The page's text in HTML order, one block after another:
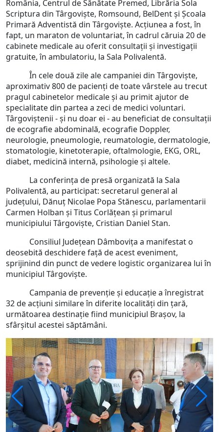
România, Centrul de Sănătate Premed, Librăria Sola
Scriptura din Târgoviște, Romsound, BelDent și Școala
Primară Adventistă din Târgoviște. Acțiunea a fost, în
fapt, un maraton de voluntariat, în cadrul căruia 20 de
cabinete medicale au oferit consultații și investigații
gratuite, în ambulatoriu, la Sala Polivalentă.
În cele două zile ale campaniei din Târgoviște,
aproximativ 800 de pacienți de toate vârstele au trecut
pragul cabinetelor medicale și au primit ajutor de
specialitate din partea a zeci de medici voluntari.
Târgoviștenii - și nu doar ei - au beneficiat de consultații
de ecografie abdominală, ecografie Doppler,
neurologie, pneumologie, reumatologie, dermatologie,
stomatologie, kinetoterapie, oftalmologie, EKG, ORL,
diabet, medicină internă, psihologie și altele.
La conferința de presă organizată la Sala
Polivalentă, au participat: secretarul general al
județului, Dănuț Nicolae Popa Stănescu, parlamentarii
Carmen Holban și Titus Corlățean și primarul
municipiului Târgoviște, Cristian Daniel Stan.
Consiliul Județean Dâmbovița a manifestat o
deosebită deschidere față de acest eveniment,
sprijinind din punct de vedere logistic organizarea lui în
municipiul Târgoviște.
Campania de prevenție și educație a înregistrat
32 de acțiuni similare în diferite localități din țară,
următoarea destinație fiind municipiul Brașov, la
sfârșitul acestei săptămâni.